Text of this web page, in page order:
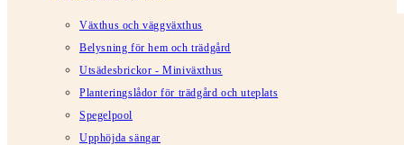
Växthus och väggväxthus
Belysning för hem och trädgård
Utsädesbrickor - Miniväxthus
Planteringslådor för trädgård och uteplats
Spegelpool
Upphöjda sängar